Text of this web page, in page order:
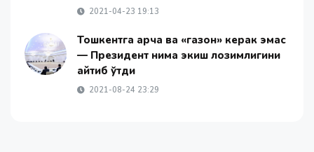
2021-04-23 19:13
Тошкентга арча ва «газон» керак эмас
— Президент нима экиш лозимлигини
айтиб ўтди
2021-08-24 23:29